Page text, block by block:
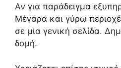
Αν για παράδειγμα
Μέγαρα και γύρω
σε μία γενική σελίδα.
δομή.